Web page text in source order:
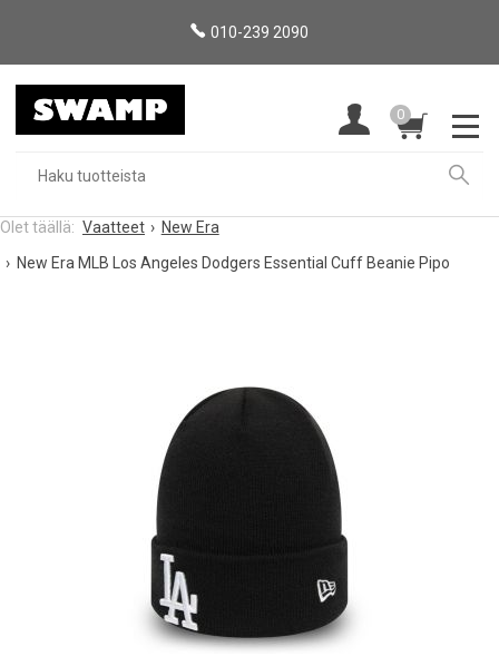
010-239 2090
0
Vaatteet
New Era
New Era MLB Los Angeles Dodgers Essential Cuff Beanie Pipo